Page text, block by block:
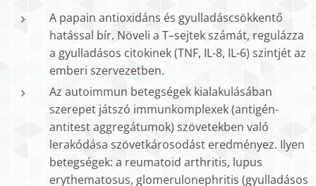
A papain antioxidáns és gyulladáscsökkentő
hatással bír. Növeli a T–sejtek számát, regulázza
a gyulladásos citokinek (TNF, IL-8, IL-6) szintjét az
emberi szervezetben.
Az autoimmun betegségek kialakulásában
szerepet játszó immunkomplexek (antigén-
antitest aggregátumok) szövetekben való
lerakódása szövetkárosodást eredményez. Ilyen
betegségek: a reumatoid arthritis, lupus
erythematosus, glomerulonephritis (gyulladásos